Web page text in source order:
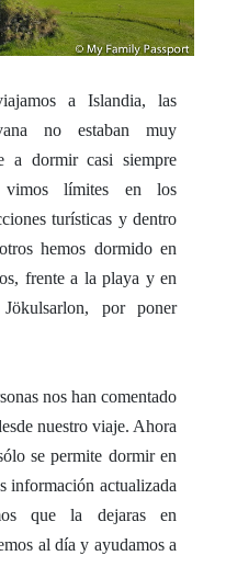
a Islandia, las
no estaban muy
a dormir casi siempre
vimos límites en los
turísticas y dentro
hemos dormido en
frente a la playa y en
por poner
nos han comentado
nuestro viaje. Ahora
se permite dormir en
información actualizada
que la dejaras en
al día y ayudamos a